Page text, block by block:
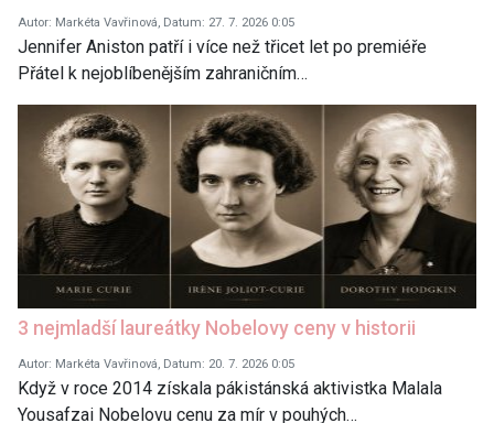
Autor: Markéta Vavřinová, Datum: 27. 7. 2026 0:05
Jennifer Aniston patří i více než třicet let po premiéře
Přátel k nejoblíbenějším zahraničním…
3 nejmladší laureátky Nobelovy ceny v historii
Autor: Markéta Vavřinová, Datum: 20. 7. 2026 0:05
Když v roce 2014 získala pákistánská aktivistka Malala
Yousafzai Nobelovu cenu za mír v pouhých…